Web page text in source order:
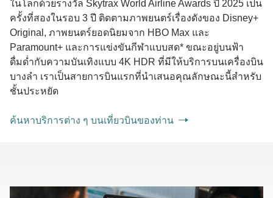
ในโลกด้วยรางวัล Skytrax World Airline Awards ปี 2025 เป็น
ครั้งที่สองในรอบ 3 ปี ติดตามภาพยนตร์เรื่องดังของ Disney+
Original, ภาพยนตร์ยอดนิยมจาก HBO Max และ
Paramount+ และการแข่งขันกีฬาแบบสด* ขณะอยู่บนฟ้า
ดื่มด่ำกับความบันเทิงแบบ 4K HDR ที่มีให้บริการบนเครื่องบิน
บางลำ เราเป็นสายการบินแรกที่นำเสนอคุณลักษณะนี้สำหรับ
ชั้นประหยัด
ค้นหาบริการต่าง ๆ บนเที่ยวบินของท่าน